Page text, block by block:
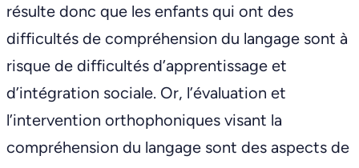
résulte donc que les enfants qui ont des
difficultés de compréhension du langage sont à
risque de difficultés d’apprentissage et
d’intégration sociale. Or, l’évaluation et
l’intervention orthophoniques visant la
compréhension du langage sont des aspects de